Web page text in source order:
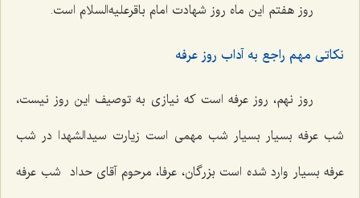
روز هفتم این ماه روز شهادت امام باقرعلیه‌السلام است.
نکاتی مهم راجع به آداب روز عرفه
روز نهم، روز عرفه است که نیازی به توصیف این روز نیست،
شب عرفه بسیار بسیار شب مهمی است زیارت سیدالشهدا در شب
عرفه بسیار وارد شده است بزرگان، عرفا، مرحوم آقای حداد شب عرفه